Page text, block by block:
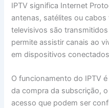
IPTV significa Internet
antenas, satélites ou
televisivos são
permite assistir canais ao
em dispositivos
O funcionamento do IPTV
da compra da subscrição,
acesso que podem ser